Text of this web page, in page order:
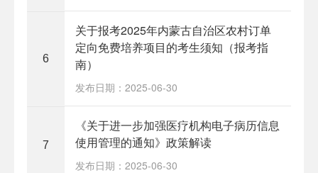
6
关于报考2025年内蒙古自治区农村订单
定向免费培养项目的考生须知（报考指
南）
发布日期：2025-06-30
7
《关于进一步加强医疗机构电子病历信息
使用管理的通知》政策解读
发布日期：2025-06-30